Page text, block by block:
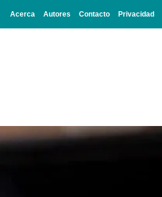
Acerca Autores Contacto Privacidad